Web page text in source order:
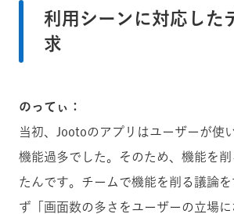
利用シーンに対応した
求
のってぃ：
当初、Jootoのアプリはユーザーが使
機能過多でした。そのため、機能を
たんです。チームで機能を削る議論
ず「画面数の多さをユーザーの立場